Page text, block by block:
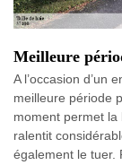
Meilleure
A l’occasion d’un
meilleure période
moment permet la
ralentit
également le tuer.